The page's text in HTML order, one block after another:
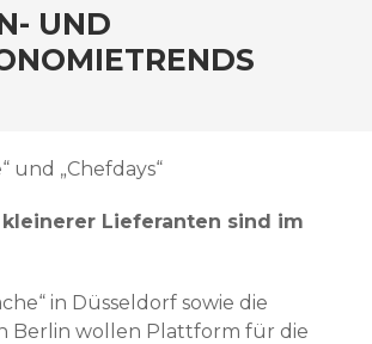
UND
und „Chefdays“
Lieferanten sind im
in Düsseldorf sowie die
Berlin wollen Plattform für die